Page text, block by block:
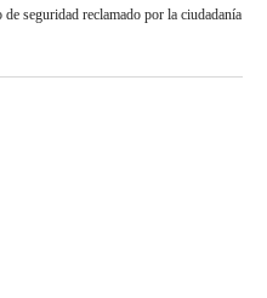
seguridad reclamado por la ciudadanía